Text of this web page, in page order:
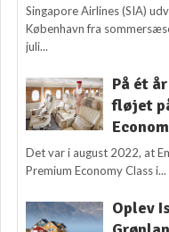
Singapore Airlines (SIA)
København fra
juli...
På ét
fløjet
Det var i august 2022, at
Premium Economy Class i...
Oplev